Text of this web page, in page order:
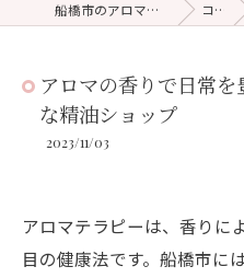
船橋市のアロマならNatural Witch コラム
アロマの香りで日常
な精油ショップ
2023/11/03
アロマテラピーは、香りに
目の健康法です。船橋市に